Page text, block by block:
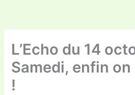
L’Echo du 14
Samedi, enfin
!